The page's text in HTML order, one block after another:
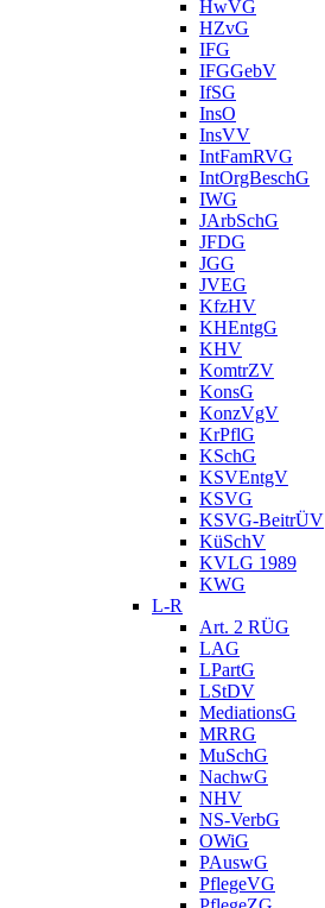
HwVG
HZvG
IFG
IFGGebV
IfSG
InsO
InsVV
IntFamRVG
IntOrgBeschG
IWG
JArbSchG
JFDG
JGG
JVEG
KfzHV
KHEntgG
KHV
KomtrZV
KonsG
KonzVgV
KrPflG
KSchG
KSVEntgV
KSVG
KSVG-BeitrÜV
KüSchV
KVLG 1989
KWG
L-R
Art. 2 RÜG
LAG
LPartG
LStDV
MediationsG
MRRG
MuSchG
NachwG
NHV
NS-VerbG
OWiG
PAuswG
PflegeVG